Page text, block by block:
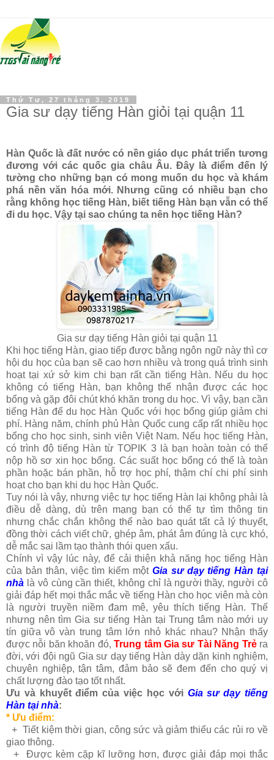
Thứ Tư, 27 tháng 3, 2019
Gia sư dạy tiếng Hàn giỏi tại quận 11
Hàn Quốc là đất nước có nền giáo dục phát triển tương
đương với các quốc gia châu Âu. Đây là điểm đến lý
tường cho những bạn có mong muốn du học và khám
phá nền văn hóa mới. Nhưng cũng có nhiều bạn cho
rằng không học tiếng Hàn, biết tiếng Hàn bạn vẫn có thể
đi du học. Vậy tại sao chúng ta nên học tiếng Hàn?
Gia sư dạy tiếng Hàn giỏi tại quận 11
Khi học tiếng Hàn, giao tiếp được bằng ngôn ngữ này thì cơ
hội du học của bạn sẽ cao hơn nhiều và trong quá trình sinh
hoạt tại xứ sở kim chi bạn rất cần tiếng Hàn. Nếu du học
không có tiếng Hàn, bạn không thể nhận được các học
bổng và gặp đôi chút khó khăn trong du học. Vì vậy, bạn cần
tiếng Hàn để du học Hàn Quốc với học bổng giúp giảm chi
phí. Hàng năm, chính phủ Hàn Quốc cung cấp rất nhiều học
bổng cho học sinh, sinh viên Việt Nam. Nếu học tiếng Hàn,
có trình độ tiếng Hàn từ TOPIK 3 là bạn hoàn toàn có thể
nộp hồ sơ xin học bổng. Các suất học bổng có thể là toàn
phần hoặc bán phần, hỗ trợ học phí, thậm chí chi phí sinh
hoạt cho bạn khi du học Hàn Quốc.
Tuy nói là vậy, nhưng việc tự học tiếng Hàn lại không phải là
điều dễ dàng, dù trên mạng bạn có thể tự tìm thông tin
nhưng chắc chắn không thể nào bao quát tất cả lý thuyết,
đồng thời cách viết chữ, ghép âm, phát âm đúng là cực khó,
dễ mắc sai lầm tạo thành thói quen xấu.
Chính vì vậy lúc này, để cải thiện khả năng học tiếng Hàn
của bản thân, việc tìm kiếm một Gia sư dạy tiếng Hàn tại
nhà là vô cùng cần thiết, không chỉ là người thầy, người cô
giải đáp hết mọi thắc mắc về tiếng Hàn cho học viên mà còn
là người truyền niềm đam mê, yêu thích tiếng Hàn. Thế
nhưng nên tìm Gia sư tiếng Hàn tại Trung tâm nào mới uy
tín giữa vô vàn trung tâm lớn nhỏ khác nhau? Nhận thấy
được nỗi băn khoăn đó,Trung tâm Gia sư Tài Năng Trẻ ra
đời, với đội ngũ Gia sư dạy tiếng Hàn dày dặn kinh nghiệm,
chuyên nghiệp, tận tâm, đảm bảo sẽ đem đến cho quý vị
chất lượng đào tạo tốt nhất.
Ưu và khuyết điểm của việc học với Gia sư dạy tiếng
Hàn tại nhà:
* Ưu điểm:
+ Tiết kiệm thời gian, công sức và giảm thiểu các rủi ro về
giao thông.
+
Được kèm cặp kĩ lưỡng hơn, được giải đáp mọi thắc